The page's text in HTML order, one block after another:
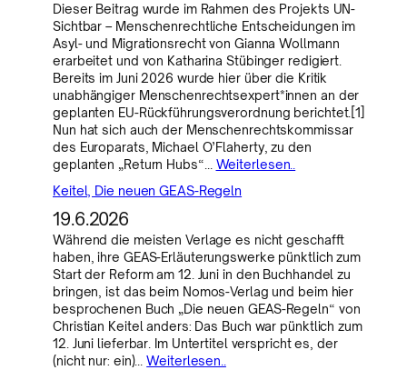
Dieser Beitrag wurde im Rahmen des Projekts UN-
Sichtbar – Menschenrechtliche Entscheidungen im
Asyl- und Migrationsrecht von Gianna Wollmann
erarbeitet und von Katharina Stübinger redigiert.
Bereits im Juni 2026 wurde hier über die Kritik
unabhängiger Menschenrechtsexpert*innen an der
geplanten EU-Rückführungsverordnung berichtet.[1]
Nun hat sich auch der Menschenrechtskommissar
des Europarats, Michael O’Flaherty, zu den
geplanten „Return Hubs“… Weiterlesen..
Keitel, Die neuen GEAS-Regeln
19.6.2026
Während die meisten Verlage es nicht geschafft
haben, ihre GEAS-Erläuterungswerke pünktlich zum
Start der Reform am 12. Juni in den Buchhandel zu
bringen, ist das beim Nomos-Verlag und beim hier
besprochenen Buch „Die neuen GEAS-Regeln“ von
Christian Keitel anders: Das Buch war pünktlich zum
12. Juni lieferbar. Im Untertitel verspricht es, der
(nicht nur: ein)…Weiterlesen..